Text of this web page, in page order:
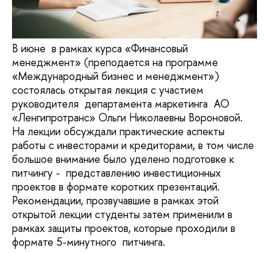
В июне в рамках курса «Финансовый
менеджмент» (преподается на программе
«Международный бизнес и менеджмент»)
состоялась открытая лекция с участием
руководителя департамента маркетинга АО
«Ленгипротранс» Ольги Николаевны Вороновой.
На лекции обсуждали практические аспекты
работы с инвесторами и кредиторами, в том числе
большое внимание было уделено подготовке к
питчингу - представлению инвестиционных
проектов в формате коротких презентаций.
Рекомендации, прозвучавшие в рамках этой
открытой лекции студенты затем применили в
рамках защиты проектов, которые проходили в
формате 5-минутного питчинга.